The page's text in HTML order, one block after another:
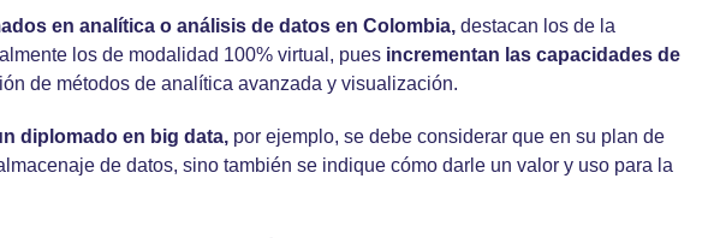
en analítica o análisis de datos en Colombia, destacan los de la
los de modalidad 100% virtual, pues incrementan las capacidades de
de métodos de analítica avanzada y visualización.
diplomado en big data, por ejemplo, se debe considerar que en su plan de
de datos, sino también se indique cómo darle un valor y uso para la